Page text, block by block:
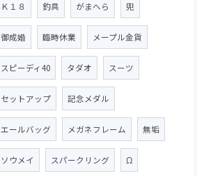
Ｋ１８ 釣具 がまへら 兜
御成婚 臨時休業 メープル金貨
スピーディ40 タダオ スーツ
セットアップ 記念メダル
エールバッグ メガネフレーム 無垢
ソウメイ スパークリング Ω